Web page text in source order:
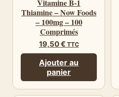
Vitamine B-1
Thiamine – Now Foods
– 100mg – 100
Comprimés
19,50€ TTC
Ajouter au
panier